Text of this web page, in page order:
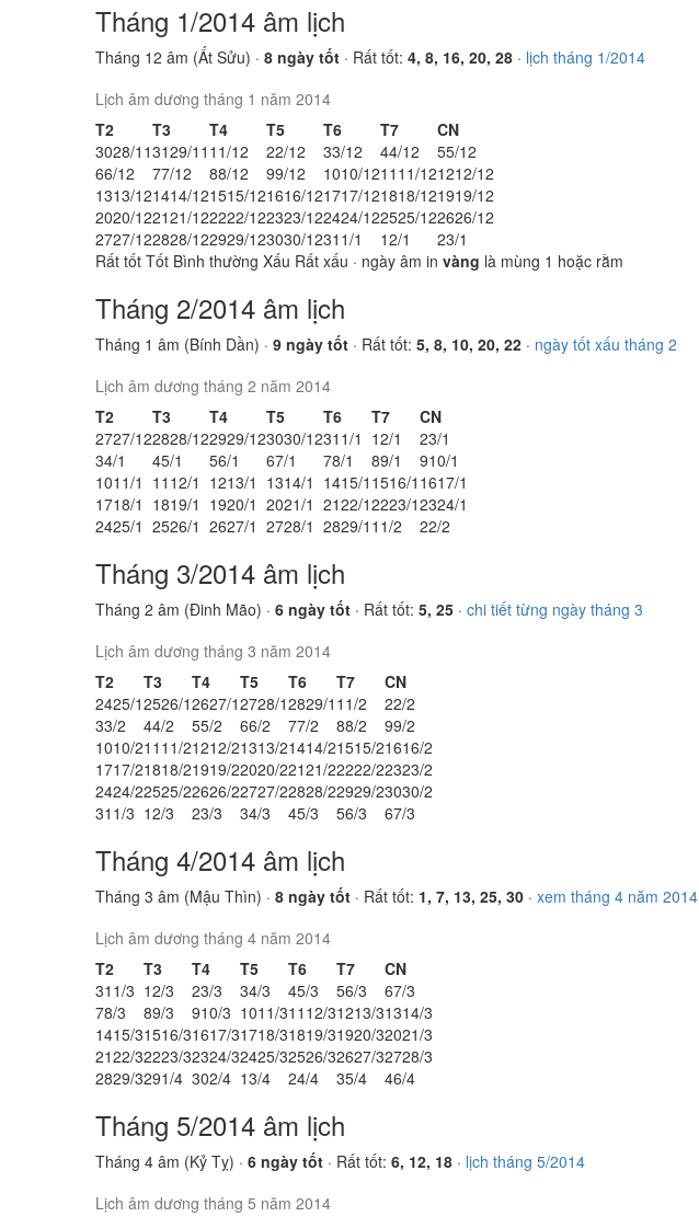
Tháng 1/2014 âm lịch
Tháng 12 âm (Ất Sửu) · 8 ngày tốt · Rất tốt: 4, 8, 16, 20, 28 · lịch tháng 1/2014
Lịch âm dương tháng 1 năm 2014
T2
T3 T4 T5 T6 T7
CN
3028/113129/11 1 1/12 22/12 33/12 44/12 55/12
66/12 77/12 88/12 99/12 1010/1211 11/121212/12
1313/121414/121515/121616/121717/121818/121919/12
2020/122121/122222/122323/122424/122525/122626/12
2727/122828/122929/123030/1231 1/1 12/1 23/1
Rất tốt Tốt Bình thường Xấu Rất xấu · ngày âm in vàng là mùng 1 hoặc rằm
Tháng 2/2014 âm lịch
Tháng 1 âm (Bính Dần) · 9 ngày tốt · Rất tốt: 5, 8, 10, 20, 22 · ngày tốt xấu tháng 2
Lịch âm dương tháng 2 năm 2014
T2
T3 T4 T5 T6 T7
CN
2727/122828/122929/123030/1231 1/1 12/1 23/1
34/1 45/1 56/1 67/1 78/1 89/1 910/1
1011/1 11 12/1 1213/1 1314/1 1415/1 1516/1 1617/1
1718/1 1819/1 1920/1 2021/1 2122/12223/12324/1
2425/1 2526/1 2627/1 2728/1 2829/1 1 1/2 22/2
Tháng 3/2014 âm lịch
Tháng 2 âm (Đinh Mão) · 6 ngày tốt · Rất tốt: 5, 25 · chi tiết từng ngày tháng 3
Lịch âm dương tháng 3 năm 2014
T2
T3 T4 T5 T6 T7
CN
2425/12526/12627/12728/12829/1 1 1/2 22/2
33/2 44/2 55/2 66/2 77/2 88/2 99/2
1010/211 11/21212/21313/21414/21515/21616/2
1717/21818/21919/22020/22121/22222/22323/2
2424/22525/22626/22727/22828/22929/23030/2
31 1/3 12/3 23/3 34/3 45/3 56/3 67/3
Tháng 4/2014 âm lịch
Tháng 3 âm (Mậu Thìn) · 8 ngày tốt · Rất tốt: 1, 7, 13, 25, 30 · xem tháng 4 năm 2014
Lịch âm dương tháng 4 năm 2014
T2
T3 T4 T5 T6 T7
CN
31 1/3 12/3 23/3 34/3 45/3 56/3 67/3
78/3 89/3 910/3 1011/311 12/31213/31314/3
1415/31516/31617/31718/31819/31920/32021/3
2122/32223/32324/32425/32526/32627/32728/3
2829/3291/4 302/4 13/4 24/4 35/4 46/4
Tháng 5/2014 âm lịch
Tháng 4 âm (Kỷ Tỵ) · 6 ngày tốt · Rất tốt: 6, 12, 18 · lịch tháng 5/2014
Lịch âm dương tháng 5 năm 2014